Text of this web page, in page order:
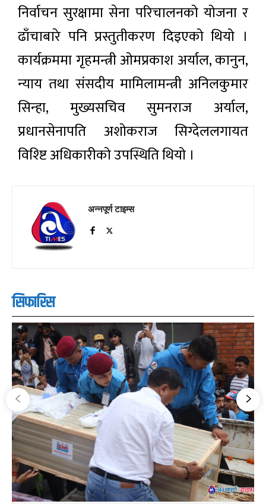
निर्वाचन सुरक्षामा सेना परिचालनको योजना र
ढाँचाबारे पनि प्रस्तुतीकरण दिइएको थियो ।
कार्यक्रममा गृहमन्त्री ओमप्रकाश अर्याल, कानुन,
न्याय तथा संसदीय मामिलामन्त्री अनिलकुमार
सिन्हा, मुख्यसचिव सुमनराज अर्याल,
प्रधानसेनापति अशोकराज सिग्देललगायत
विश्ष्टि अधिकारीको उपस्थिति थियो ।
अन्नपूर्ण टाइम्स
सिफारिस